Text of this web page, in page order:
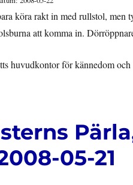
köra rakt in med rullstol, men
att komma in.
huvudkontor för kännedom
05-21